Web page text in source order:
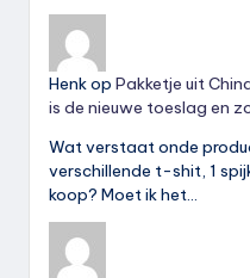
Henkop Pakketje uit
is de nieuwe toeslag en
Wat verstaat onde
verschillende t-shit, 1
koop? Moet ik het…